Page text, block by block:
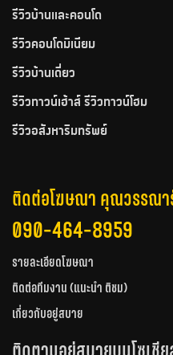
รีวิวบ้านและคอนโด
รีวิวคอนโดมิเนียม
รีวิวบ้านเดี่ยว
รีวิวทาวน์เฮ้าส์ รีวิวทาวน์โฮม
รีวิวอสังหาริมทรัพย์
ติดต่อโฆษณา คุณวรรณ
090-464-8959
รายละเอียดโฆษณา
ติดต่อทีมงาน (แนะนำ ติชม)
เกี่ยวกับอยู่สบาย